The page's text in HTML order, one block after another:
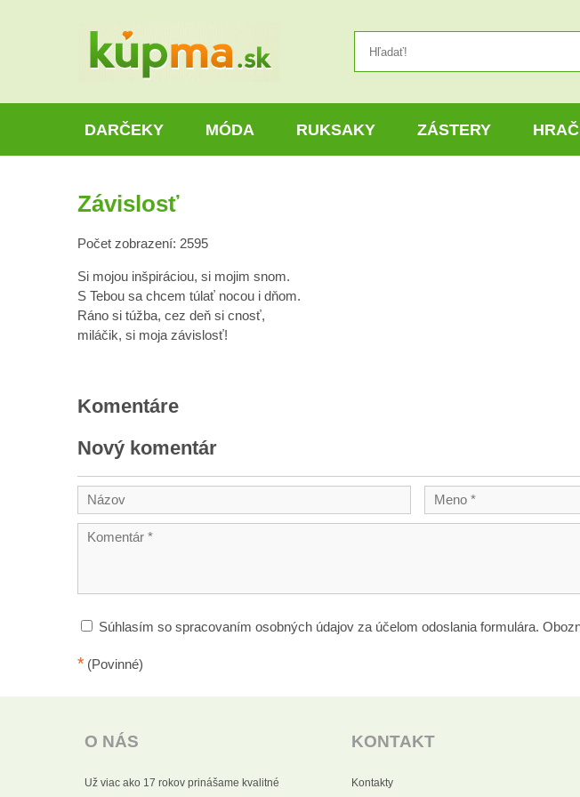
DARČEKY MÓDA RUKSAKY ZÁSTERY
Závislosť
Počet zobrazení: 2595
Si mojou inšpiráciou, si mojim snom.
S Tebou sa chcem túlať nocou i dňom.
Ráno si túžba, cez deň si cnosť,
miláčik, si moja závislosť!
Komentáre
Nový komentár
Súhlasím so spracovaním osobných údajov za účelom odoslania formulára.
* (Povinné)
O NÁS
Už viac ako 17 rokov prinášame kvalitné
KONTAKT
Kontakty